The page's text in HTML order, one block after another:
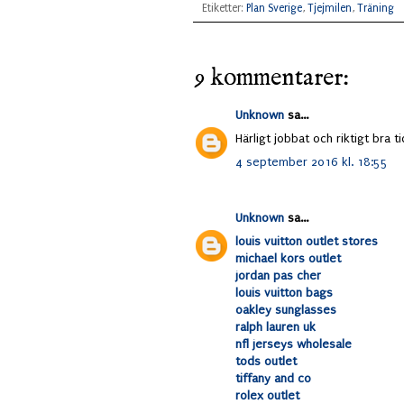
Etiketter: Plan Sverige, Tjejmilen, Träning
9 kommentarer:
Unknown sa...
Härligt jobbat och riktigt bra
4 september 2016 kl. 18:55
Unknown sa...
louis vuitton outlet stores
michael kors outlet
jordan pas cher
louis vuitton bags
oakley sunglasses
ralph lauren uk
nfl jerseys wholesale
tods outlet
tiffany and co
rolex outlet